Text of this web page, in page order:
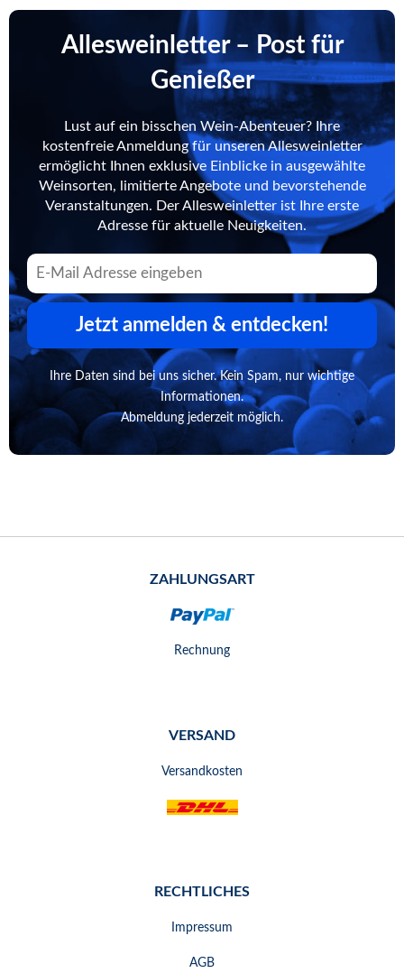
Allesweinletter – Post für
Genießer
Lust auf ein bisschen Wein-Abenteuer? Ihre
kostenfreie Anmeldung für unseren Allesweinletter
ermöglicht Ihnen exklusive Einblicke in ausgewählte
Weinsorten, limitierte Angebote und bevorstehende
Veranstaltungen. Der Allesweinletter ist Ihre erste
Adresse für aktuelle Neuigkeiten.
Jetzt anmelden & entdecken!
Ihre Daten sind bei uns sicher. Kein Spam, nur wichtige
Informationen.
Abmeldung jederzeit möglich.
ZAHLUNGSART
Rechnung
VERSAND
Versandkosten
RECHTLICHES
Impressum
AGB